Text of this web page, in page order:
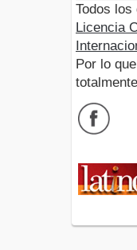
Todos
Licencia
Por lo